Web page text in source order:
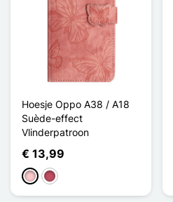
Hoesje Oppo A38 / A18
Suède-effect
Vlinderpatroon
€ 13,99
RozeDonker roze